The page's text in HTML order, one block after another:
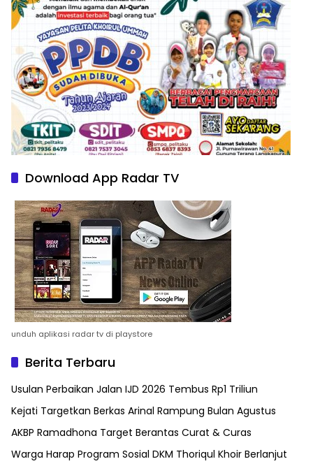
Download App Radar TV
unduh aplikasi radar tv di playstore
Berita Terbaru
Usulan Perbaikan Jalan IJD 2026 Tembus Rp1 Triliun
Kejati Targetkan Berkas Arinal Rampung Bulan Agustus
AKBP Ramadhona Target Berantas Curat & Curas
Warga Harap Program Sosial DKM Thoriqul Khoir Berlanjut